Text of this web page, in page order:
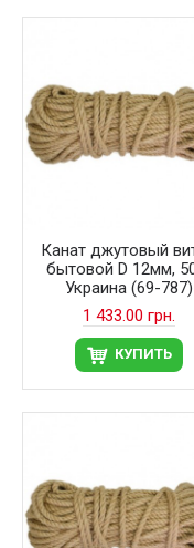
Канат джутовый
бытовой D 12мм,
Украина (69-787)
1 433.00 грн.
КУПИТЬ